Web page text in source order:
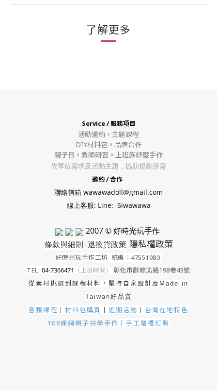
了解更多
Service / 服務項目
活動邀約。 主題課程
DIY材料包。 品牌合作
親子日。教師研習。上班族紓壓手作
依單位需求及活動主題，協助規劃所需
邀約 / 合作
聯絡信箱 wawawadoll@gmail.com
線上客服: Line: 5iwawawa
2007 © 好時光玩手作
條款與細則 退換貨政策 隱私權政策
好時光玩手作工坊 統編：47551980
TEL: 04-7366471 （上班時間） 彰化市辭修北路198巷43號
從素材挑選到課程材料，堅持自家設計及 Made in
Taiwan好品質
各類課程 ｜ 材料包購買 ｜ 近期活動 ｜ 台灣在地特色
108課綱親子共學手作 ｜ 手工贈禮訂製